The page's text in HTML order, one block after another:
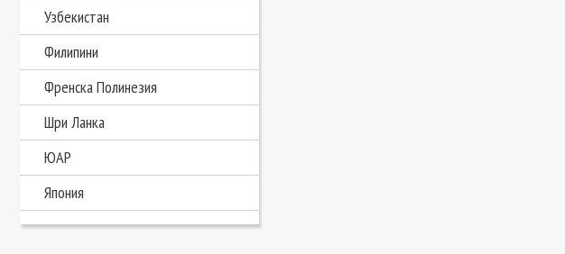
Узбекистан
Филипини
Френска Полинезия
Шри Ланка
ЮАР
Япония